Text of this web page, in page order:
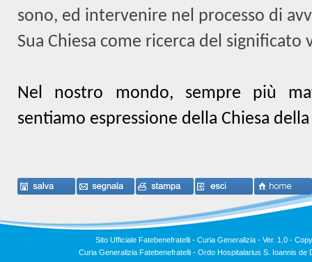
sono, ed intervenire nel processo di
Sua Chiesa come ricerca del significato
Nel nostro mondo, sempre più
sentiamo espressione della Chiesa
Sito Ufficiale Fatebenefratelli - Curia Generalizia - Ver. 1.0 -
Curia Generalizia Fatebenefratelli - Ordo Hospitalarius S. Ioannis